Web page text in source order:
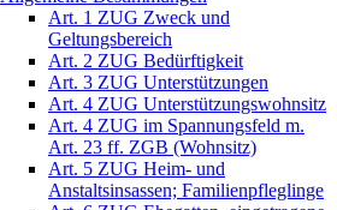
Art. 1 ZUG Zweck und
Geltungsbereich
Art. 2 ZUG Bedürftigkeit
Art. 3 ZUG Unterstützungen
Art. 4 ZUG Unterstützungswohnsitz
Art. 4 ZUG im Spannungsfeld m.
Art. 23 ff. ZGB (Wohnsitz)
Art. 5 ZUG Heim- und
Anstaltsinsassen; Familienpfleglinge